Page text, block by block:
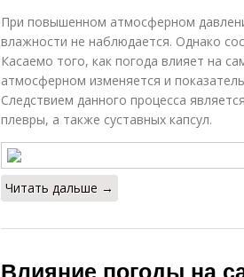
При повышенном атмосферном
влажности не наблюдается. Однако
Касаемо того, как погода влияет на
атмосферном изменяется и
Следствием данного процесса
плевры, а также суставных капсул.
Читать дальше →